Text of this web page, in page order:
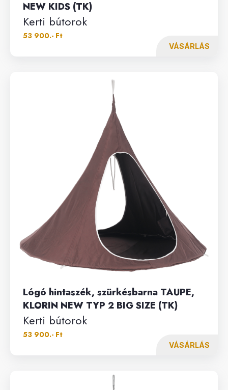
NEW KIDS (TK)
Kerti bútorok
53 900.- Ft
VÁSÁRLÁS
Lógó hintaszék, szürkésbarna TAUPE,
KLORIN NEW TYP 2 BIG SIZE (TK)
Kerti bútorok
53 900.- Ft
VÁSÁRLÁS